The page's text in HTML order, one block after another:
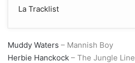
La Tracklist
Muddy Waters – Mannish Boy
Herbie Hanckock – The Jungle Line